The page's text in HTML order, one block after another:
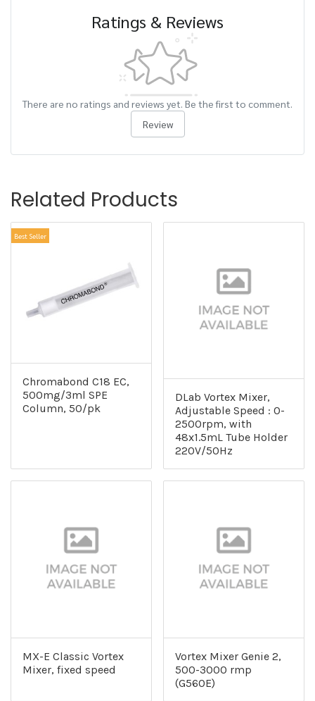
Ratings & Reviews
There are no ratings and reviews yet. Be the first to comment.
Review
Related Products
Best Seller
Chromabond C18 EC,
500mg/3ml SPE
Column, 50/pk
DLab Vortex Mixer,
Adjustable Speed : 0-
2500rpm, with
48x1.5mL Tube Holder
220V/50Hz
MX-E Classic Vortex
Mixer, fixed speed
Vortex Mixer Genie 2,
500-3000 rmp
(G560E)